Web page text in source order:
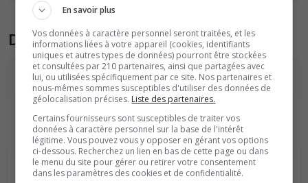
Donner son avis sur le serveur
Vous devez être connecté pour ajouter
un avis sur ce serveur !
En savoir plus
Vos données à caractère personnel seront traitées, et les
informations liées à votre appareil (cookies, identifiants
uniques et autres types de données) pourront être stockées
et consultées par 210 partenaires, ainsi que partagées avec
lui, ou utilisées spécifiquement par ce site. Nos partenaires et
nous-mêmes sommes susceptibles d'utiliser des données de
géolocalisation précises. Liste des partenaires.
Certains fournisseurs sont susceptibles de traiter vos
données à caractère personnel sur la base de l'intérêt
légitime. Vous pouvez vous y opposer en gérant vos options
ci-dessous. Recherchez un lien en bas de cette page ou dans
le menu du site pour gérer ou retirer votre consentement
dans les paramètres des cookies et de confidentialité.